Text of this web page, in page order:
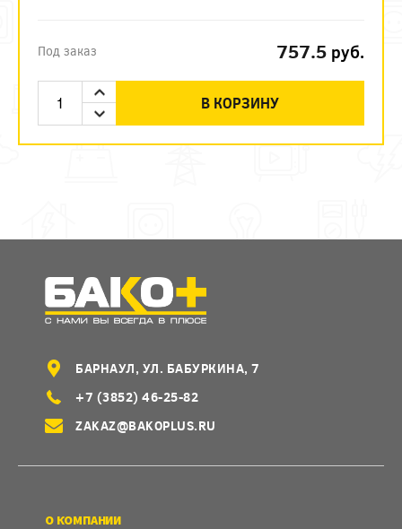
Под заказ 757.5 руб.
В КОРЗИНУ
БАРНАУЛ, УЛ. БАБУРКИНА, 7
+7 (3852) 46-25-82
ZAKAZ@BAKOPLUS.RU
О КОМПАНИИ